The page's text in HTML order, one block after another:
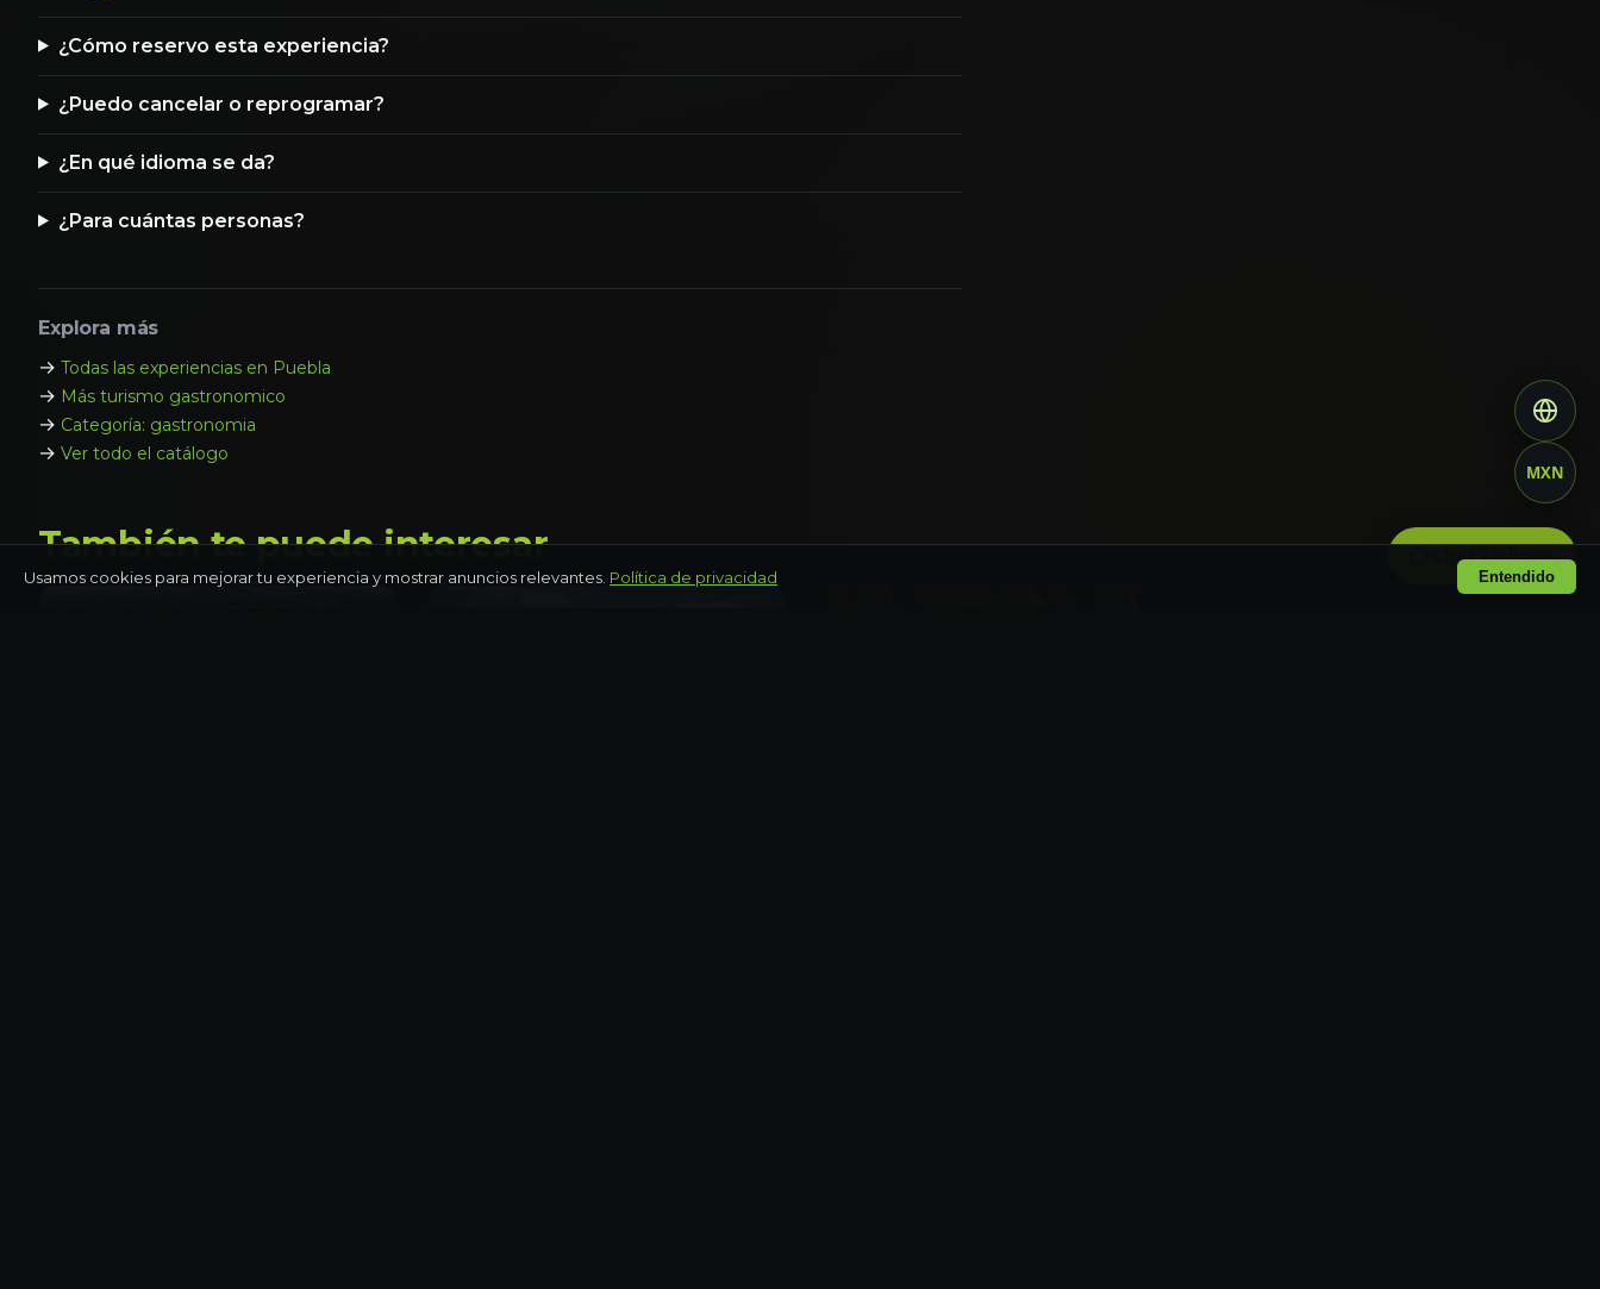
¿Cómo reservo esta experiencia?
¿Puedo cancelar o reprogramar?
¿En qué idioma se da?
¿Para cuántas personas?
Explora más
→ Todas las experiencias en Puebla
→ Más turismo gastronomico
→ Categoría: gastronomia
→ Ver todo el catálogo
También te puede interesar Chat en linea
Usamos cookies para mejorar tu experiencia y mostrar anuncios relevantes. Política de privacidad Entendido
MXN